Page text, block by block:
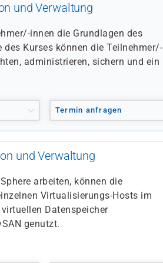
und Verwaltung
innen die Grundlagen des
des Kurses können die Teilnehmer/-
administrieren, sichern und ein
Termin anfragen
und Verwaltung
arbeiten, können die
Virtualisierungs-Hosts im
Datenspeicher
genutzt.